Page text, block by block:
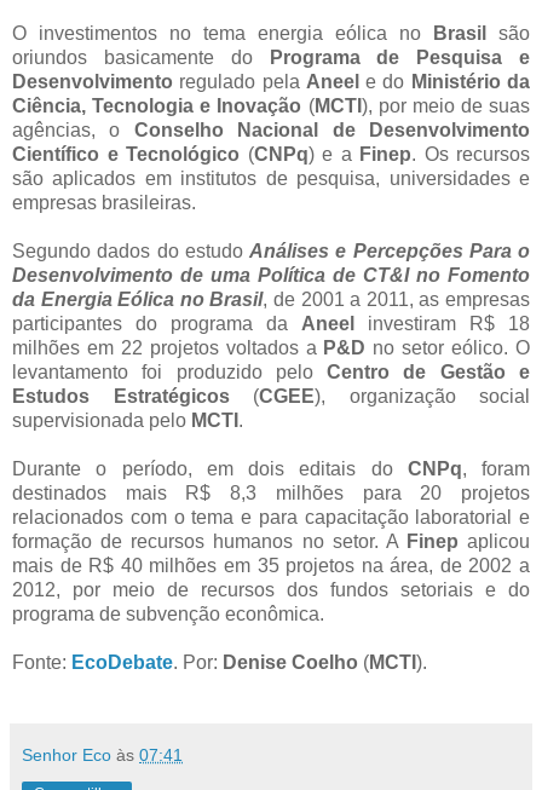
O investimentos no tema energia eólica no Brasil
são
oriundos basicamente do
Programa de Pesquisa e
Desenvolvimento regulado pela Aneel e do Ministério da
Ciência, Tecnologia e Inovação (MCTI ), por meio de suas
agências, o Conselho Nacional de Desenvolvimento
Científico e Tecnológico (CNPq) e a Finep. Os recursos
são aplicados em institutos de pesquisa, universidades e
empresas brasileiras.
Segundo dados do estudo Análises e Percepções Para o
Desenvolvimento de uma Política de CT&I no Fomento
da Energia Eólica no Brasil, de 2001 a 2011, as empresas
participantes do programa da Aneel investiram R$ 18
milhões em 22 projetos voltados a P&D no setor eólico. O
levantamento foi produzido peloCentro de Gestão e
Estudos Estratégicos(CGEE), organização social
supervisionada pelo MCTI .
Durante o período, em dois editais do CNPq, foram
destinados mais R$ 8,3 milhões para 20 projetos
relacionados com o tema e para capacitação laboratorial e
formação de recursos humanos no setor. A Finep aplicou
mais de R$ 40 milhões em 35 projetos na área, de 2002 a
2012, por meio de recursos dos fundos setoriais e do
programa de subvenção econômica.
Fonte: EcoDebate. Por: Denise Coelho (MCTI ).
Senhor Eco às 07:41